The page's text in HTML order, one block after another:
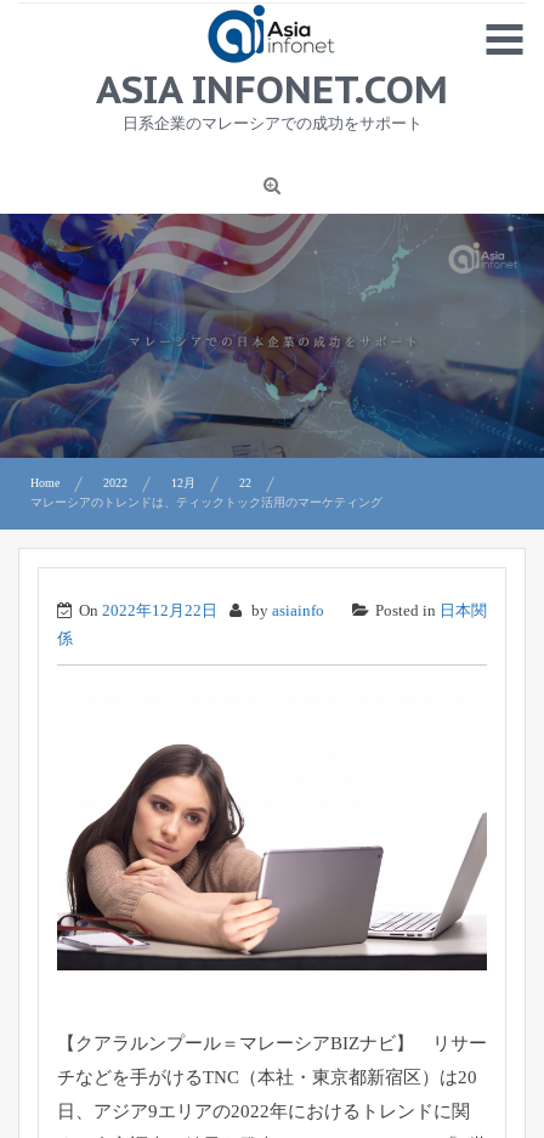
MENU
1
ニュース
労務サービス
プライバシーポリシー及び著作権について
お問合せ
ASIA INFONET.COM
日系企業のマレーシアでの成功をサポート
Home 2022 12月
22
マレーシアのトレンドは、ティックトック活用のマーケティング
On 2022年12月22日 by asiainfo Posted in 日本関
係
【クアラルンプール＝マレーシアBIZナビ】 リサー
チなどを手がけるTNC（本社・東京都新宿区）は20
日、アジア9エリアの2022年におけるトレンドに関